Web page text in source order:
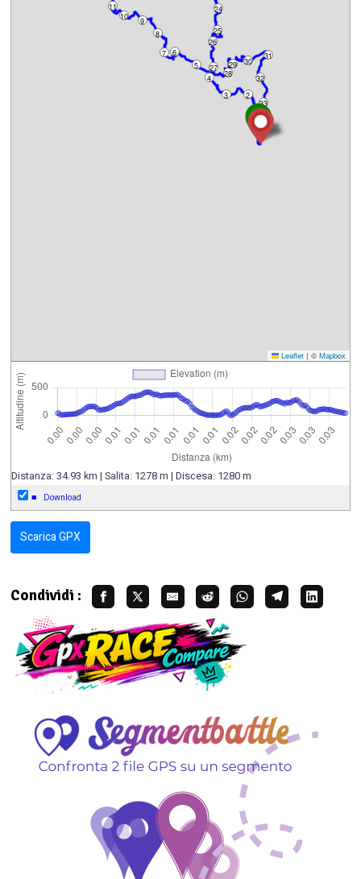
32
8
24
4 28
2
6
10
26
30
34
1
3
5
7
9
11
25
27 29
31
33
Leaflet | ©Mapbox
Distanza: 34.93 km | Salita: 1278 m | Discesa: 1280 m
■ Download
Scarica GPX
Condividi :